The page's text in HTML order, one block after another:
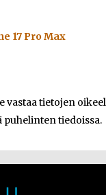
17 Pro Max
vastaa tietojen
puhelinten tiedoissa.